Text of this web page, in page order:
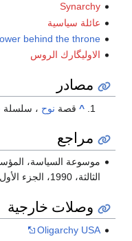
Synarchy
عائلة سياسية
behind the throne
الاوليگارك الروس
مصادر
^ قصة نوح ، سلسلة
مراجع
موسوعة السياسة،
الثالثة، 1990، الجزء الأول ص 415.
وصلات خارجية
Oligarchy USA